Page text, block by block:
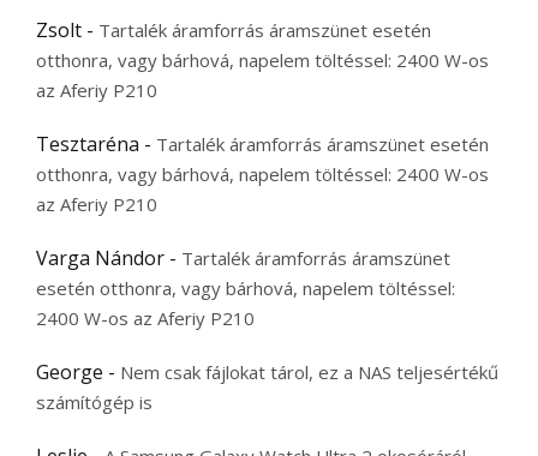
Zsolt - Tartalék áramforrás áramszünet esetén
otthonra, vagy bárhová, napelem töltéssel: 2400 W-os
az Aferiy P210
Tesztaréna - Tartalék áramforrás áramszünet esetén
otthonra, vagy bárhová, napelem töltéssel: 2400 W-os
az Aferiy P210
Varga Nándor - Tartalék áramforrás áramszünet
esetén otthonra, vagy bárhová, napelem töltéssel:
2400 W-os az Aferiy P210
George - Nem csak fájlokat tárol, ez a NAS teljesértékű
számítógép is